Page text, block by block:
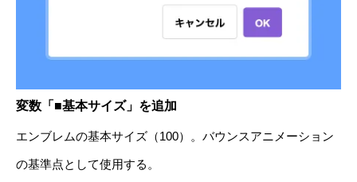
変数「■基本サイズ」を追加
エンブレムの基本サイズ（100）。バウンスアニメーション
の基準点として使用する。